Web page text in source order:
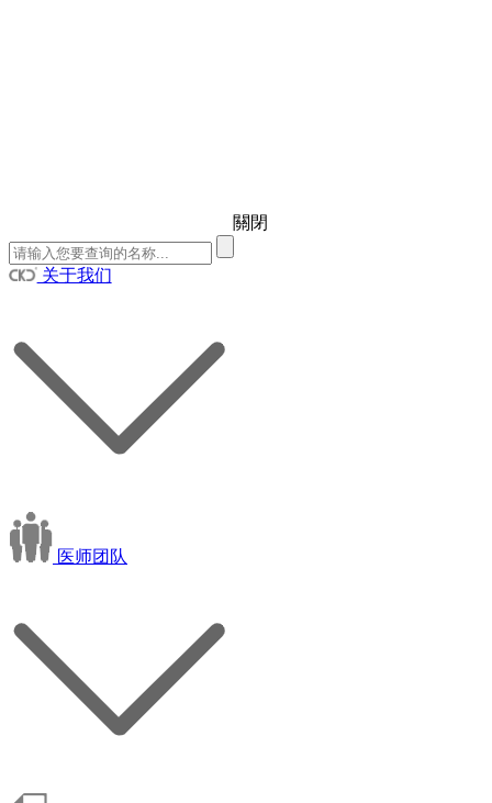
關閉
关于我们
医师团队